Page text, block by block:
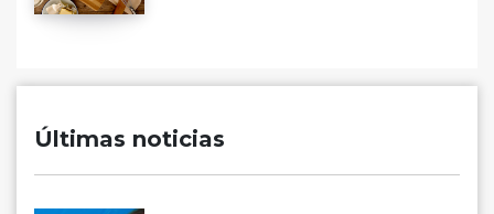
Últimas noticias